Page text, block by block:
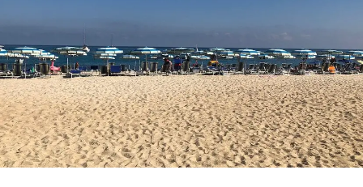
SPORT
Streaming
LAC TV